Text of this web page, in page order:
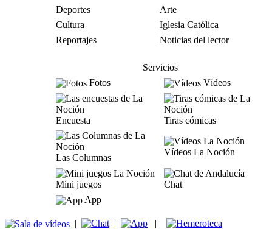
Deportes
Arte
Cultura
Iglesia Católica
Reportajes
Noticias del lector
Servicios
Fotos
Vídeos
Encuesta Tiras cómicas
Las Columnas
Vídeos La Noción
Mini juegos
Chat
App
| | |